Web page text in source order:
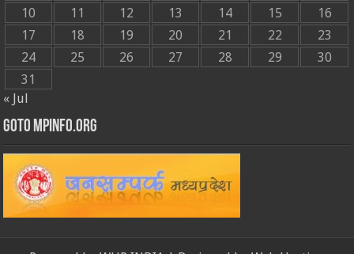
10
11 12 13 14 15
16
17
18 19 20 21 22
23
24
25 26 27 28 29
30
31
« Jul
GOTO MPINFO.ORG